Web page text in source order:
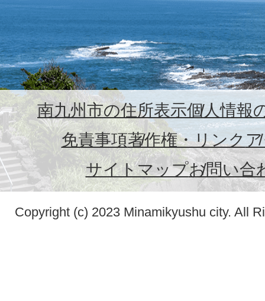
南九州市の住所表示個人情報
免責事項著作権・リンク
サイトマップお問い合
Copyright (c) 2023 Minamikyushu city. All